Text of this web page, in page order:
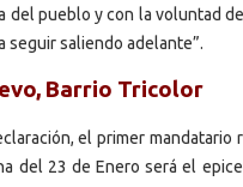
del pueblo y con la voluntad
seguir saliendo adelante”.
Barrio Tricolor
el primer mandatario
del 23 de Enero será el